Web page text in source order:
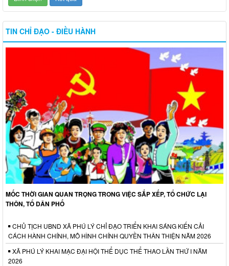
TIN CHỈ ĐẠO - ĐIỀU HÀNH
MỐC THỜI GIAN QUAN TRỌNG TRONG VIỆC SẮP XẾP, TỔ CHỨC LẠI
THÔN, TỔ DÂN PHỐ
CHỦ TỊCH UBND XÃ PHÚ LÝ CHỈ ĐẠO TRIỂN KHAI SÁNG KIẾN CẢI
CÁCH HÀNH CHÍNH, MÔ HÌNH CHÍNH QUYỀN THÂN THIỆN NĂM 2026
XÃ PHÚ LÝ KHAI MẠC ĐẠI HỘI THỂ DỤC THỂ THAO LẦN THỨ I NĂM
2026